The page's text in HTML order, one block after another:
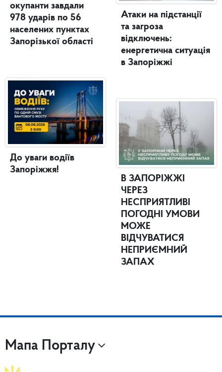
окупанти завдали
978 ударів по 56
населених пунктах
Запорізької області
До уваги водіїв
Запоріжжя!
Атаки на підстанції
та загроза
відключень:
енергетична ситуація
в Запоріжжі
В ЗАПОРІЖЖІ
ЧЕРЕЗ
НЕСПРИЯТЛИВІ
ПОГОДНІ УМОВИ
МОЖЕ
ВІДЧУВАТИСЯ
НЕПРИЄМНИЙ
ЗАПАХ
Мапа Порталу